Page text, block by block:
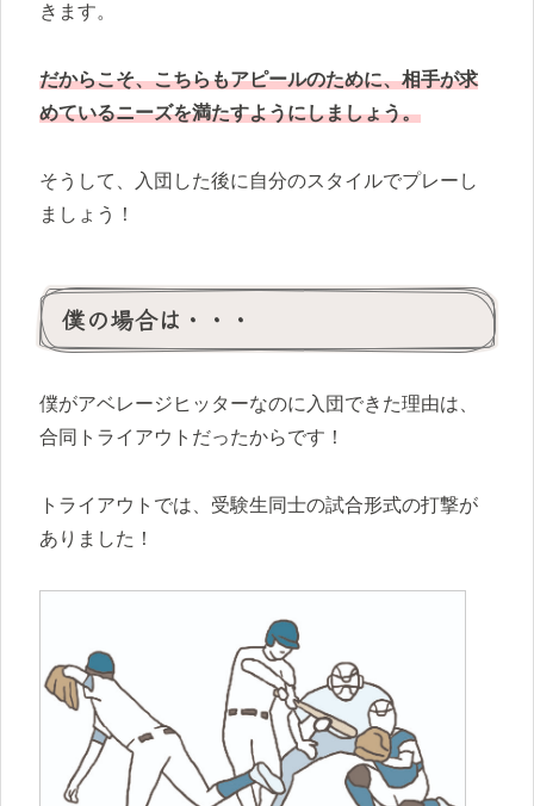
きます。
だからこそ、こちらもアピールのために、相手が求
めているニーズを満たすようにしましょう。
そうして、入団した後に自分のスタイルでプレーし
ましょう！
僕の場合は・・・
僕がアベレージヒッターなのに入団できた理由は、
合同トライアウトだったからです！
トライアウトでは、受験生同士の試合形式の打撃が
ありました！